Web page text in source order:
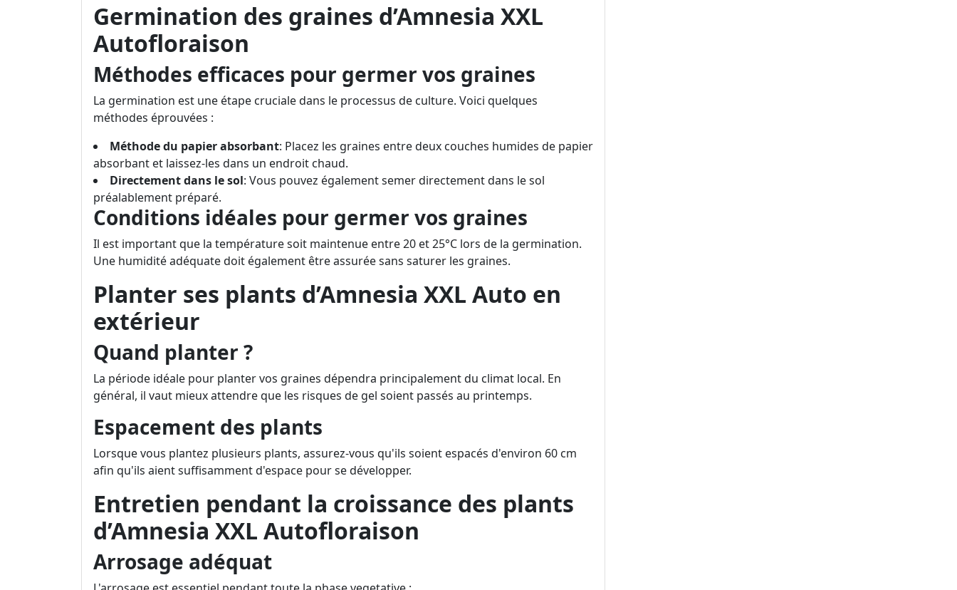
Germination des graines d’Amnesia XXL
Autofloraison
Méthodes efficaces pour germer vos graines
La germination est une étape cruciale dans le processus de culture. Voici quelques
méthodes éprouvées :
Méthode du papier absorbant: Placez les graines entre deux couches humides de papier
absorbant et laissez-les dans un endroit chaud.
Directement dans le sol: Vous pouvez également semer directement dans le sol
préalablement préparé.
Conditions idéales pour germer vos graines
Il est important que la température soit maintenue entre 20 et 25°C lors de la germination.
Une humidité adéquate doit également être assurée sans saturer les graines.
Planter ses plants d’Amnesia XXL Auto en
extérieur
Quand planter ?
La période idéale pour planter vos graines dépendra principalement du climat local. En
général, il vaut mieux attendre que les risques de gel soient passés au printemps.
Espacement des plants
Lorsque vous plantez plusieurs plants, assurez-vous qu'ils soient espacés d'environ 60 cm
afin qu'ils aient suffisamment d'espace pour se développer.
Entretien pendant la croissance des plants
d’Amnesia XXL Autofloraison
Arrosage adéquat